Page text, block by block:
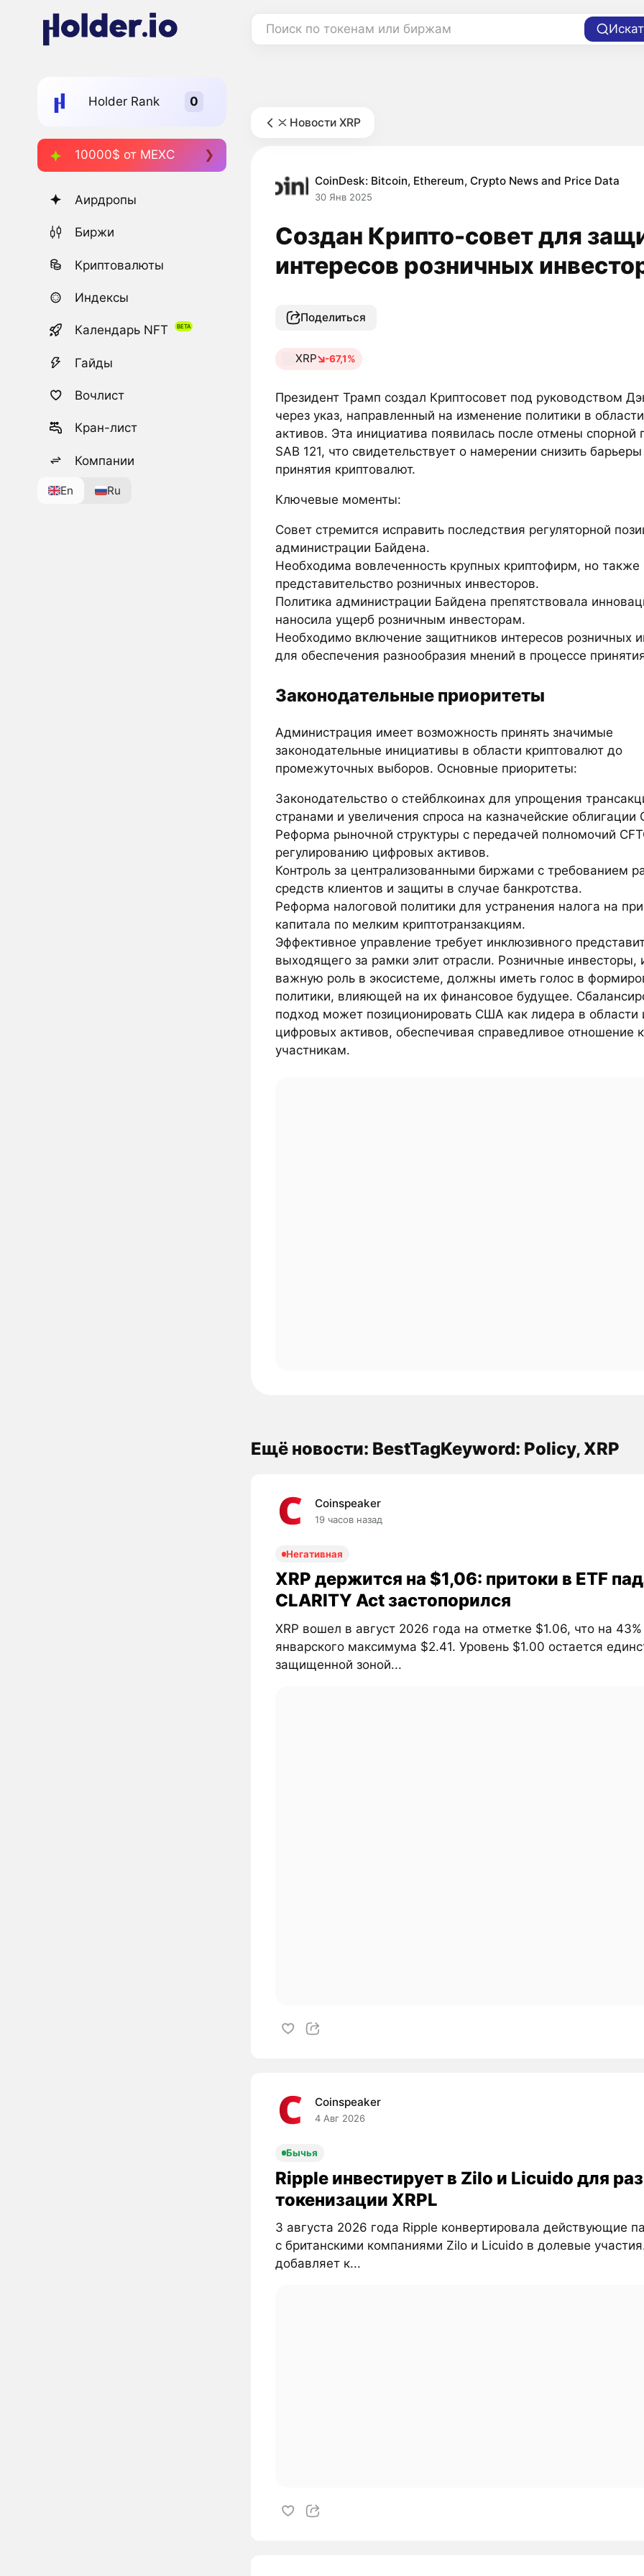
Поиск по токенам или биржам
Holder Rank
10000$ от MEXC
Аирдропы
Биржи
Криптовалюты
Индексы
Календарь NFT
Гайды
Вочлист
Кран-лист
Компании
En Ru
Новости XRP
CoinDesk: Bitcoin, Ethereum, Crypto News and Price Data
30 Янв 2025
Создан Крипто-совет для
интересов розничных
Поделиться
XRP -67,1%
Президент Трамп создал Криптосовет под руководством
через указ, направленный на изменение политики в
активов. Эта инициатива появилась после отмены спорной
SAB 121, что свидетельствует о намерении снизить
принятия криптовалют.
Ключевые моменты:
Совет стремится исправить последствия регуляторной
администрации Байдена.
Необходима вовлеченность крупных криптофирм, но
представительство розничных инвесторов.
Политика администрации Байдена препятствовала
наносила ущерб розничным инвесторам.
Необходимо включение защитников интересов розничных
для обеспечения разнообразия мнений в процессе
Законодательные приоритеты
Администрация имеет возможность принять значимые
законодательные инициативы в области криптовалют до
промежуточных выборов. Основные приоритеты:
Законодательство о стейблкоинах для упрощения
странами и увеличения спроса на казначейские
Реформа рыночной структуры с передачей полномочий
регулированию цифровых активов.
Контроль за централизованными биржами с требованием
средств клиентов и защиты в случае банкротства.
Реформа налоговой политики для устранения налога на
капитала по мелким криптотранзакциям.
Эффективное управление требует инклюзивного
выходящего за рамки элит отрасли. Розничные
важную роль в экосистеме, должны иметь голос в
политики, влияющей на их финансовое будущее.
подход может позиционировать США как лидера в области
цифровых активов, обеспечивая справедливое отношение
участникам.
Ещё новости: BestTagKeyword: Policy, XRP
Coinspeaker
19 часов назад
Негативная
XRP держится на $1,06: притоки в ETF
CLARITY Act застопорился
XRP вошел в август 2026 года на отметке $1.06, что на
январского максимума $2.41. Уровень $1.00 остается
защищенной зоной...
Coinspeaker
4 Авг 2026
Бычья
Ripple инвестирует в Zilo и Licuido для
токенизации XRPL
3 августа 2026 года Ripple конвертировала действующие
с британскими компаниями Zilo и Licuido в долевые
добавляет к...